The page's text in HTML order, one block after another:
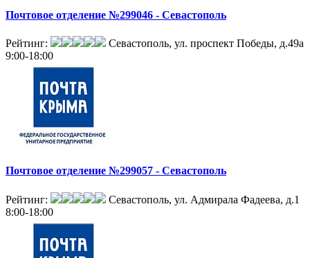
Почтовое отделение №299046 - Севастополь
Рейтинг:
Севастополь, ул. проспект Победы, д.49а
9:00-18:00
Почтовое отделение №299057 - Севастополь
Рейтинг:
Севастополь, ул. Адмирала Фадеева, д.1
8:00-18:00